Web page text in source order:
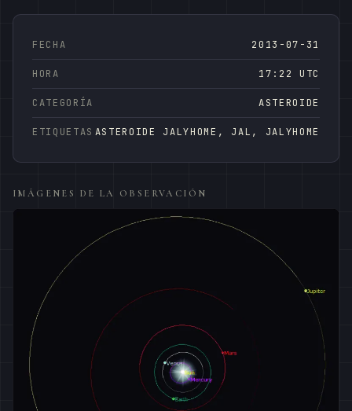
FECHA 2013-07-31
HORA 17:22 UTC
CATEGORÍA ASTEROIDE
ETIQUETAS ASTEROIDE JALYHOME, JAL, JALYHOME
IMÁGENES DE LA OBSERVACIÓN